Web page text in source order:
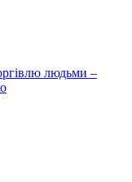
людьми –